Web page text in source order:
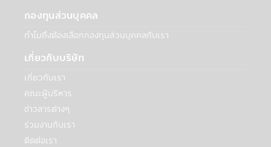
• กองทุนรวมมีประกัน ผู้ลงทุนที่ถือหน่วยที่
ลงทุนจนครบระยะเวลาการประกันที่กำหนดใน
เงื่อนไขในการรับประกันอย่างไรก็ดี การประกัน
ดังกล่าวไม่ได้รวมถึงการประกันความสามารถ
• กองทุนรวมมุ่งรักษาเงินต้น เป็นเพียงชื่อ
เรียกประเภทของกองทุนรวมที่จัดนโยบายการ
ลงทุนเพื่อให้เงินต้นของผู้ถือหน่วยลงทุนมีความ
เสี่ยงต่ำ โดยกองทุนรวมดังกล่าว มิได้รับประกัน
กองทุนส่วนบุคคล
ทำไมถึงต้องเลือกกองทุนส่วนบุคคลกับเรา
เกี่ยวกับบริษัท
เกี่ยวกับเรา
คณะผู้บริหาร
ข่าวสารต่างๆ
ร่วมงานกับเรา
ติดต่อเรา